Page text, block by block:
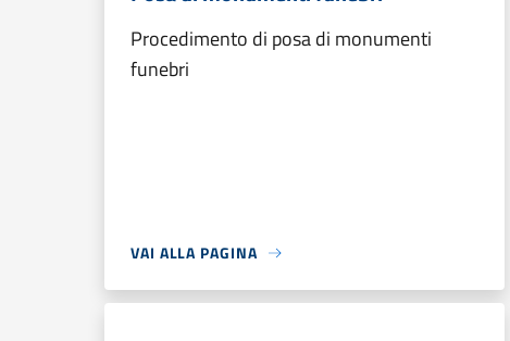
Procedimento di posa di monumenti
funebri
VAI ALLA PAGINA